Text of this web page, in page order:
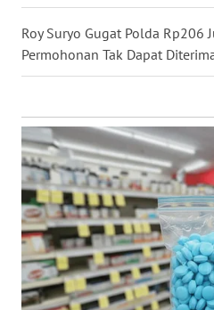
Roy Suryo Gugat Polda Rp206
Permohonan Tak Dapat
BALI
WN
KALBAR
WN
KALTENG
WN
KALTARA
WN
KALSEL